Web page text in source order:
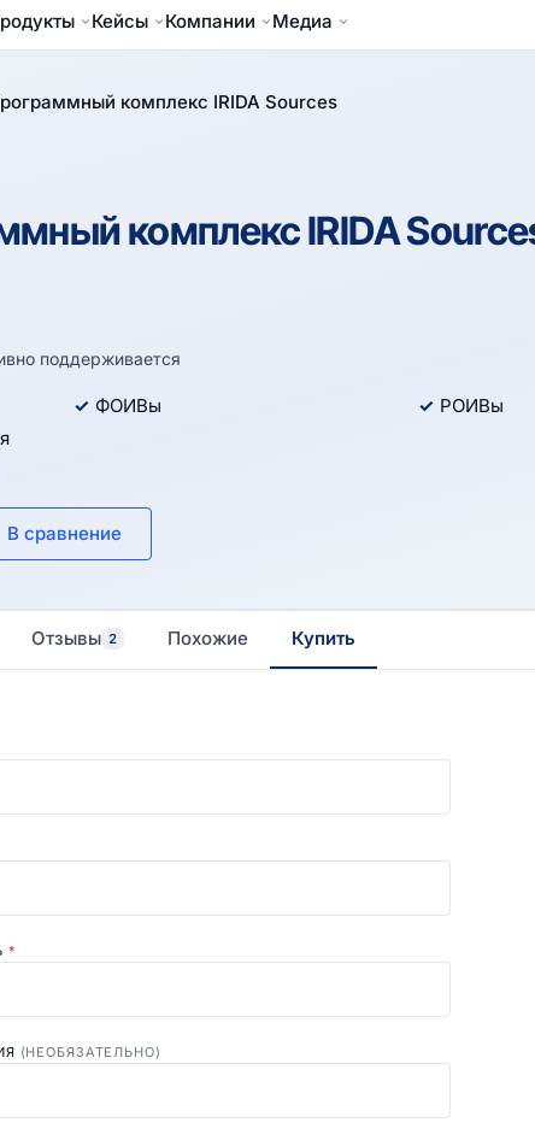
Кейсы Компании Медиа
комплекс IRIDA Sources
комплекс IRIDA
поддерживается
ФОИВы
РОИВы
В сравнение
Отзывы 2 Похожие Купить
*
(НЕОБЯЗАТЕЛЬНО)